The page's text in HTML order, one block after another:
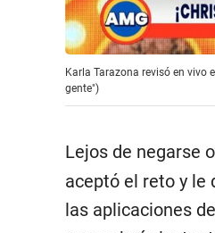
Karla Tarazona revisó en vivo
gente")
Lejos de negarse
aceptó el reto y le
las aplicaciones